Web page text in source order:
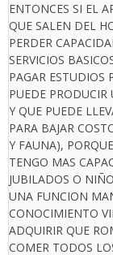
ENTONCES SI EL
QUE SALEN DEL
PERDER
SERVICIOS
PAGAR ESTUDIOS
PUEDE
Y QUE PUEDE
PARA BAJAR
Y FAUNA),
TENGO MAS
JUBILADOS O
UNA FUNCION
CONOCIMIENTO
ADQUIRIR QUE
COMER TODOS